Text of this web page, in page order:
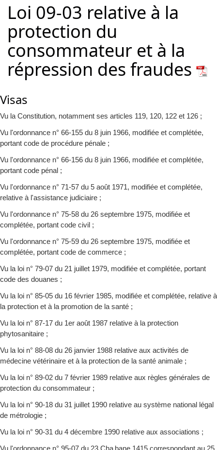
Loi 09-03 relative à la
protection du
consommateur et à la
répression des fraudes
Visas
Vu la Constitution, notamment ses articles 119, 120, 122 et 126 ;
Vu l'ordonnance n° 66-155 du 8 juin 1966, modifiée et complétée,
portant code de procédure pénale ;
Vu l'ordonnance n° 66-156 du 8 juin 1966, modifiée et complétée,
portant code pénal ;
Vu l'ordonnance n° 71-57 du 5 août 1971, modifiée et complétée,
relative à l'assistance judiciaire ;
Vu l'ordonnance n° 75-58 du 26 septembre 1975, modifiée et
complétée, portant code civil ;
Vu l'ordonnance n° 75-59 du 26 septembre 1975, modifiée et
complétée, portant code de commerce ;
Vu la loi n° 79-07 du 21 juillet 1979, modifiée et complétée, portant
code des douanes ;
Vu la loi n° 85-05 du 16 février 1985, modifiée et complétée, relative à
la protection et à la promotion de la santé ;
Vu la loi n° 87-17 du 1er août 1987 relative à la protection
phytosanitaire ;
Vu la loi n° 88-08 du 26 janvier 1988 relative aux activités de
médecine vétérinaire et à la protection de la santé animale ;
Vu la loi n° 89-02 du 7 février 1989 relative aux règles générales de
protection du consommateur ;
Vu la loi n° 90-18 du 31 juillet 1990 relative au système national légal
de métrologie ;
Vu la loi n° 90-31 du 4 décembre 1990 relative aux associations ;
Vu l'ordonnance n° 95-07 du 23 Cha‚bane 1415 correspondant au 25